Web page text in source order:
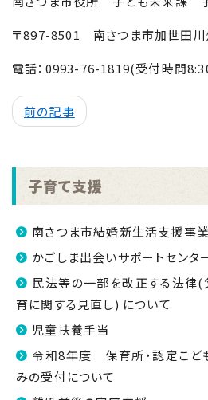
〒897-8501
南さつま市加世田
電話： 0993-76-1819(受付時間8:
前の記事
子育て支援
南さつま市結婚新生活支援事
かごしま出会いサポートセン
民法等の一部を改正する法律
育に関する見直し) について
児童扶養手当
令和8年度 保育所・認定こど
みの受付について